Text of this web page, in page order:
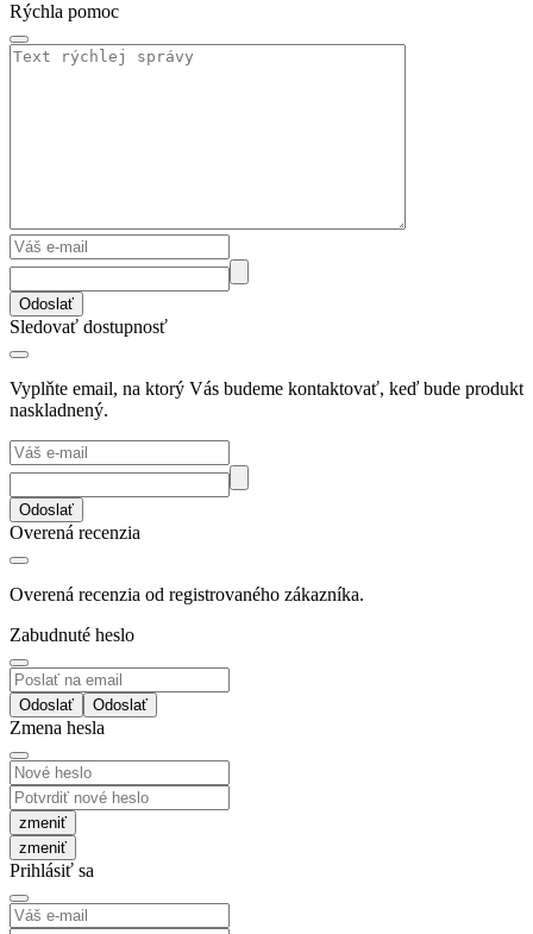
Rýchla pomoc
Odoslať
Sledovať dostupnosť
Vyplňte email, na ktorý Vás budeme kontaktovať, keď bude produkt
naskladnený.
Odoslať
Overená recenzia
Overená recenzia od registrovaného zákazníka.
Zabudnuté heslo
Odoslať
Zmena hesla
zmeniť
Prihlásiť sa